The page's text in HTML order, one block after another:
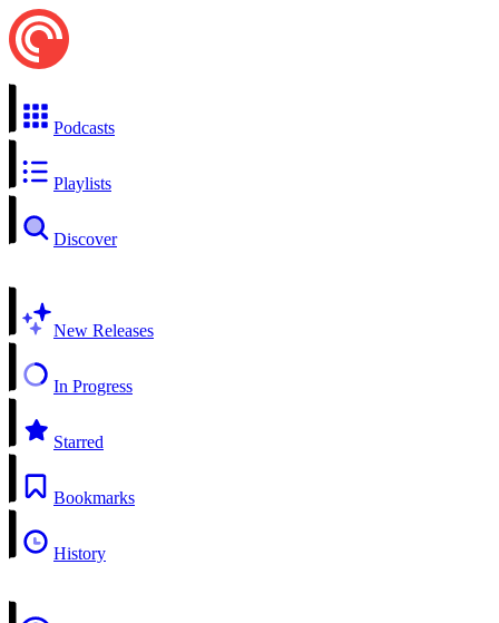
Podcasts
Playlists
Discover
New Releases
In Progress
Starred
Bookmarks
History